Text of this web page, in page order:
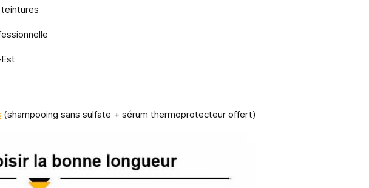
(shampooing sans sulfate + sérum thermoprotecteur offert)